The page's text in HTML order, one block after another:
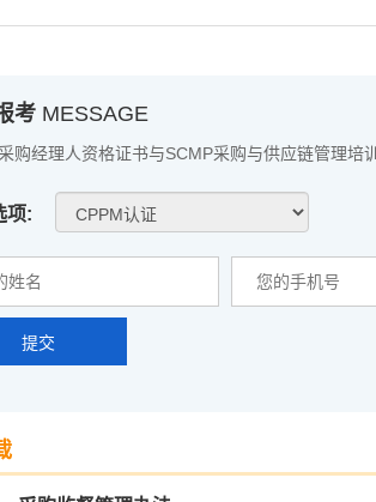
考 MESSAGE
购经理人资格证书与SCMP采购与供应链管理培
项:
提交